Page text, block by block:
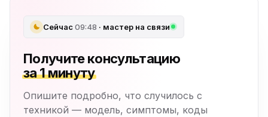
Сейчас09:48 · мастер на связи
Получите консультацию
за 1 минуту
Опишите подробно, что случилось с
техникой — модель, симптомы, коды